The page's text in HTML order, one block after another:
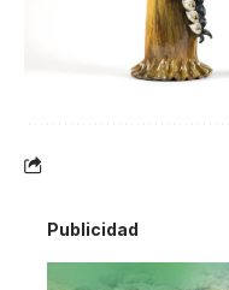
Publicidad